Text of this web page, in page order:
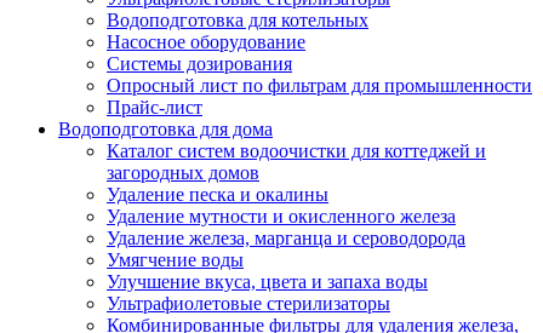
Водоподготовка для котельных
Насосное оборудование
Системы дозирования
Опросный лист по фильтрам для промышленности
Прайс-лист
Водоподготовка для дома
Каталог систем водоочистки для коттеджей и
загородных домов
Удаление песка и окалины
Удаление мутности и окисленного железа
Удаление железа, марганца и сероводорода
Умягчение воды
Улучшение вкуса, цвета и запаха воды
Ультрафиолетовые стерилизаторы
Комбинированные фильтры для удаления железа,